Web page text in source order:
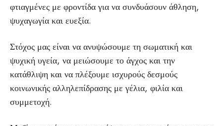
φτιαγμένες με φροντίδα για να συνδυάσουν άθληση,
ψυχαγωγία και ευεξία.
Στόχος μας είναι να ανυψώσουμε τη σωματική και
ψυχική υγεία, να μειώσουμε το άγχος και την
κατάθλιψη και να πλέξουμε ισχυρούς δεσμούς
κοινωνικής αλληλεπίδρασης με γέλια, φιλία και
συμμετοχή.